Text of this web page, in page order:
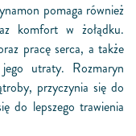
pomaga również
komfort w żołądku.
pracę serca, a także
utraty. Rozmaryn
przyczynia się do
do lepszego trawienia